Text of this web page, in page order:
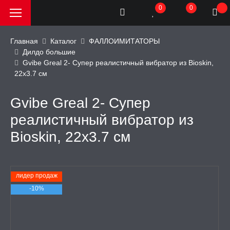
АКЦИИ и
0 0
Главная Каталог
ФАЛЛОИМИТАТОРЫ
Дилдо большие
Gvibe Greal 2- Супер реалистичный вибратор из Bioskin,
22х3.7 см
Gvibe Greal 2- Супер
реалистичный вибратор из
Bioskin, 22х3.7 см
лидер продаж
-10%